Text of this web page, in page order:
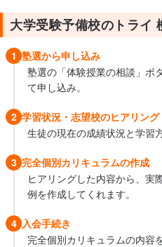
大学受験予備校のトライ
1 塾選から申し込み
塾選の「体験授業の相談」ボ
て申し込み。
2 学習状況・志望校のヒアリング
生徒の現在の成績状況と学習
3 完全個別カリキュラムの作成
ヒアリングした内容から、実
例を作成してくれます。
4 入会手続き
完全個別カリキュラムの内容